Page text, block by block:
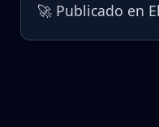
🚀 Publicado en